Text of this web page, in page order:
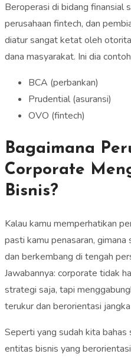
Beroperasi di bidang finansial
perusahaan fintech, dan
diatur sangat ketat oleh
dana masyarakat. Ini dia
BCA (perbankan)
Prudential (asuransi)
OVO (fintech)
Bagaimana
Corporate
Bisnis?
Kalau kamu memperhatikan
pasti kamu penasaran,
dan berkembang di tengah
Jawabannya: corporate tidak
strategi saja, tapi
terukur dan berorientasi
Seperti yang sudah kita
entitas bisnis yang